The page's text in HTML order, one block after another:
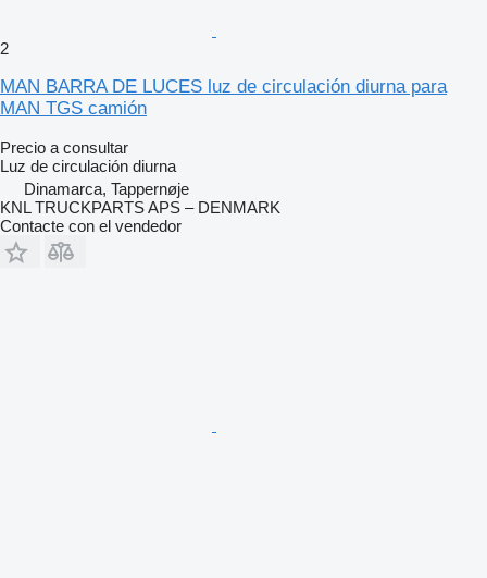
2
MAN BARRA DE LUCES luz de circulación diurna para
MAN TGS camión
Precio a consultar
Luz de circulación diurna
Dinamarca, Tappernøje
KNL TRUCKPARTS APS – DENMARK
Contacte con el vendedor